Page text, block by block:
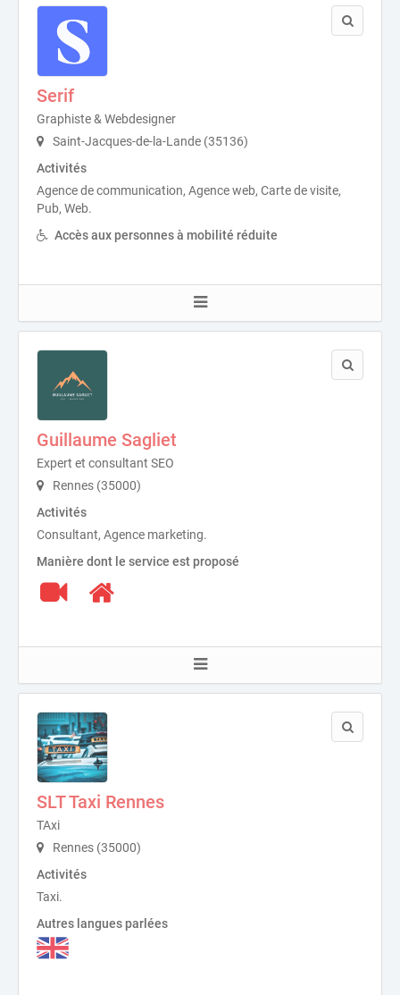
Serif
Graphiste & Webdesigner
Saint-Jacques-de-la-Lande (35136)
Activités
Agence de communication, Agence web, Carte de visite,
Pub, Web.
Accès aux personnes à mobilité réduite
Guillaume Sagliet
Expert et consultant SEO
Rennes (35000)
Activités
Consultant, Agence marketing.
Manière dont le service est proposé
SLT Taxi Rennes
TAxi
Rennes (35000)
Activités
Taxi.
Autres langues parlées